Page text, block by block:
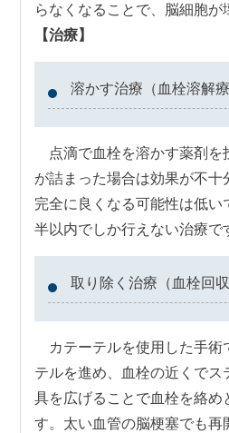
らなくなることで、脳細胞が
【治療】
溶かす治療（血栓溶解療
点滴で血栓を溶かす薬剤を
が詰まった場合は効果が不十
完全に良くなる可能性は低い
半以内でしか行えない治療で
取り除く治療（血栓回収
カテーテルを使用した手術
テルを進め、血栓の近くでス
具を広げることで血栓を絡め
す。太い血管の脳梗塞でも再